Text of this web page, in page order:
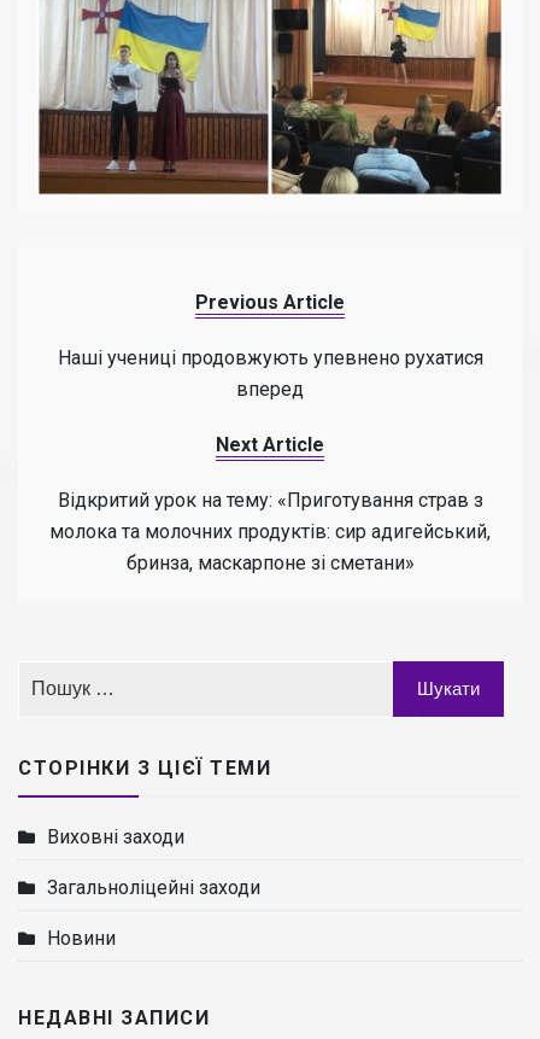
Previous Article
Наші учениці продовжують упевнено рухатися
вперед
Next Article
Відкритий урок на тему: «Приготування страв з
молока та молочних продуктів: сир адигейський,
бринза, маскарпоне зі сметани»
СТОРІНКИ З ЦІЄЇ ТЕМИ
Виховні заходи
Загальноліцейні заходи
Новини
НЕДАВНІ ЗАПИСИ